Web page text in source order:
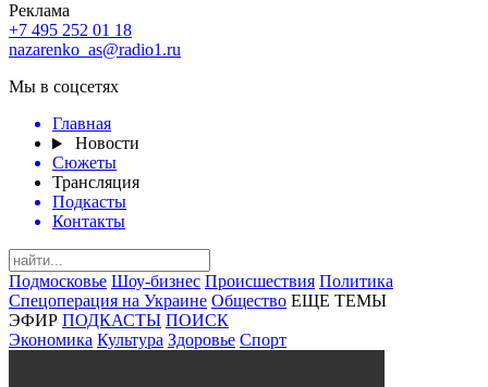
Реклама
+7 495 252 01 18
nazarenko_as@radio1.ru
Мы в соцсетях
Главная
Новости
Сюжеты
Трансляция
Подкасты
Контакты
Подмосковье Шоу-бизнес Происшествия Политика
Спецоперация на Украине Общество ЕЩЕ ТЕМЫ
ЭФИР ПОДКАСТЫ ПОИСК
Экономика Культура Здоровье Спорт